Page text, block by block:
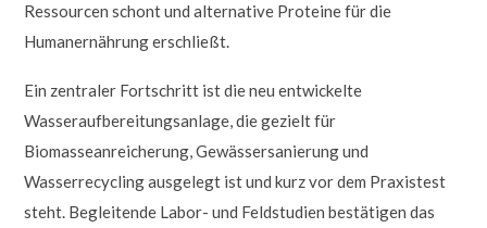
Ressourcen schont und alternative Proteine für die
Humanernährung erschließt.
Ein zentraler Fortschritt ist die neu entwickelte
Wasseraufbereitungsanlage, die gezielt für
Biomasseanreicherung, Gewässersanierung und
Wasserrecycling ausgelegt ist und kurz vor dem Praxistest
steht. Begleitende Labor- und Feldstudien bestätigen das